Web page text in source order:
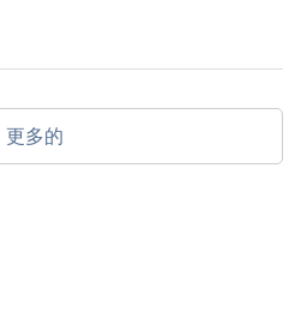
更多的